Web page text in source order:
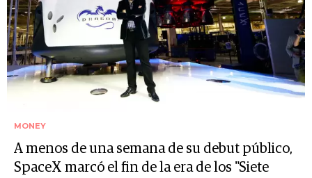
MONEY
A menos de una semana de su debut público,
SpaceX marcó el fin de la era de los "Siete